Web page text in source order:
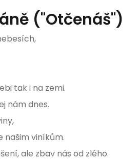
("Otčenáš")
tak i na zemi.
nám dnes.
našim viníkům.
ale zbav nás od zlého.